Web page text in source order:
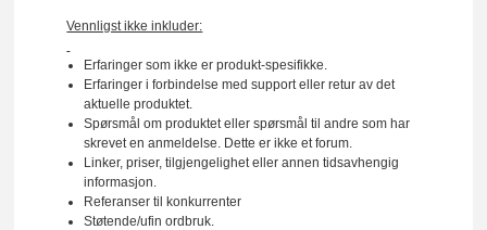
Vennligst ikke inkluder:
Erfaringer som ikke er produkt-spesifikke.
Erfaringer i forbindelse med support eller retur av det
aktuelle produktet.
Spørsmål om produktet eller spørsmål til andre som har
skrevet en anmeldelse. Dette er ikke et forum.
Linker, priser, tilgjengelighet eller annen tidsavhengig
informasjon.
Referanser til konkurrenter
Støtende/ufin ordbruk.